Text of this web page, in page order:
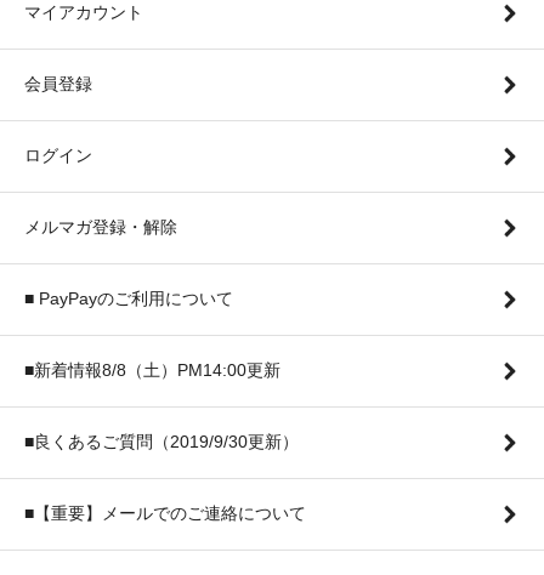
マイアカウント
会員登録
ログイン
メルマガ登録・解除
■ PayPayのご利用について
■新着情報8/8（土）PM14:00更新
■良くあるご質問（2019/9/30更新）
■【重要】メールでのご連絡について